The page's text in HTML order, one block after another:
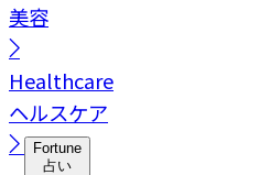
美容
Healthcare
ヘルスケア
Fortune
占い